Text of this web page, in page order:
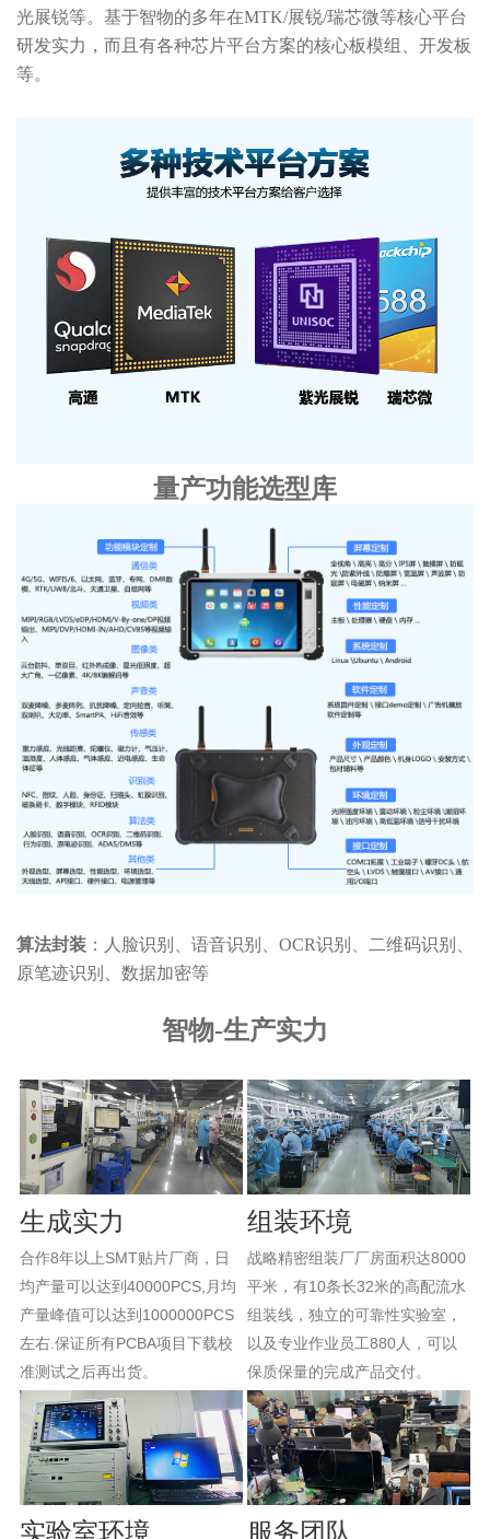
光展锐等。基于智物的多年在MTK/展锐/瑞芯微等核心平台
研发实力，而且有各种芯片平台方案的核心板模组、开发板
等。
量产功能选型库
算法封装 ：人脸识别、语音识别、 OCR识别、二维码识别、
原笔迹识别、数据加密等
智物-生产实力
生成实力 组装环境
合作8年以上SMT贴片厂商，日
均产量可以达到40000PCS,月均
产量峰值可以达到1000000PCS
左右.保证所有PCBA项目下载校
准测试之后再出货。
战略精密组装厂厂房面积达8000
平米，有10条长32米的高配流水
组装线，独立的可靠性实验室，
以及专业作业员工880人，可以
保质保量的完成产品交付。
实验室环境 服务团队